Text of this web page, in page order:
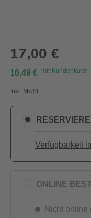
17,00 €
16,49 € mit Kundenkarte
Inkl. MwSt.
Verfügbarkeit
ONLINE
Nicht online